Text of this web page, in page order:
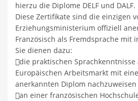
hierzu die Diplome DELF und DALF.
Diese Zertifikate sind die einzigen
Erziehungsministerium offiziell
Französisch als Fremdsprache mit
Sie dienen dazu:
die praktischen Sprachkenntnisse
Europäischen Arbeitsmarkt mit
anerkannten Diplom nachzuweisen
an einer französischen